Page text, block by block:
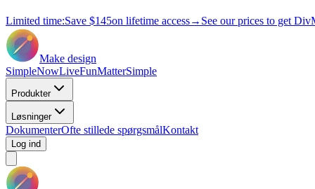
Limited time:Save $145on lifetime access→ See our prices to get
Make design
SimpleNowLiveFunMatterSimple
Produkter
Løsninger
DokumenterOfte stillede spørgsmålKontakt
Log ind